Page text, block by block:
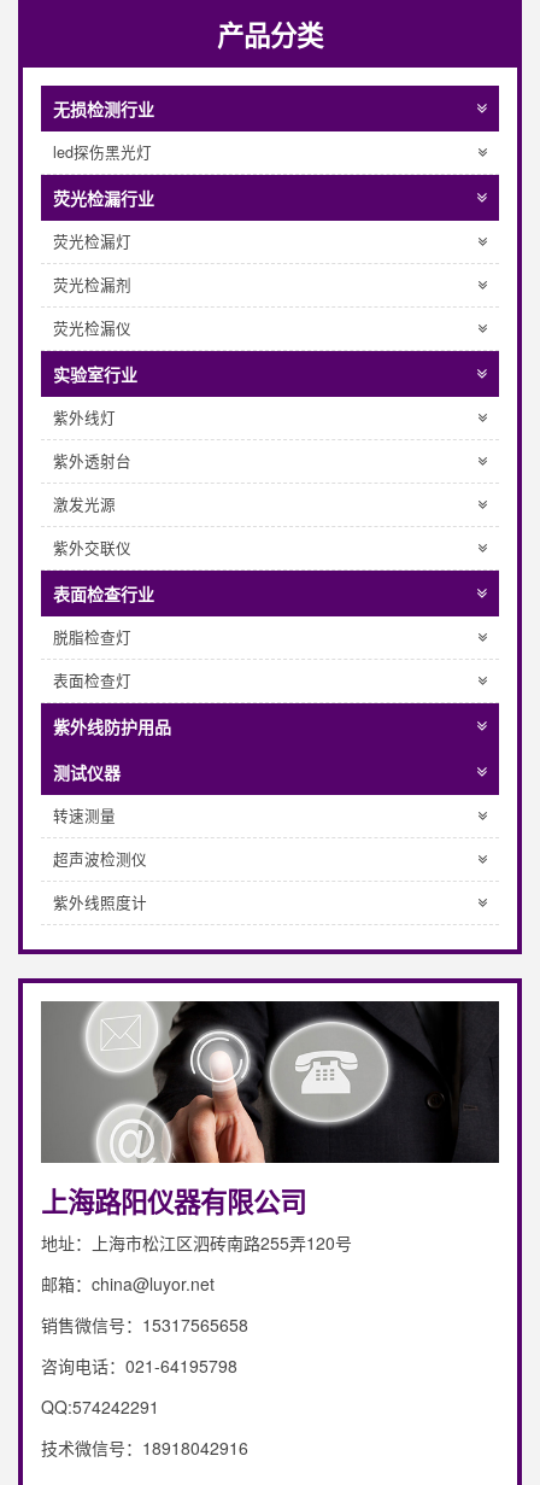
产品分类
无损检测行业
led探伤黑光灯
荧光检漏行业
荧光检漏灯
荧光检漏剂
荧光检漏仪
实验室行业
紫外线灯
紫外透射台
激发光源
紫外交联仪
表面检查行业
脱脂检查灯
表面检查灯
紫外线防护用品
测试仪器
转速测量
超声波检测仪
紫外线照度计
上海路阳仪器有限公司
地址：上海市松江区泗砖南路255弄120号
邮箱：china@luyor.net
销售微信号：15317565658
咨询电话：021-64195798
QQ:574242291
技术微信号：18918042916